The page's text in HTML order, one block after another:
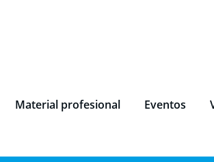
Material profesional Eventos